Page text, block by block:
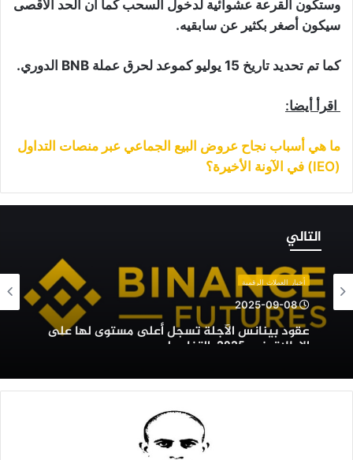
وستكون القرعة عشوائية لدخول السحب كما أن الحد الأقصى
سيكون أصغر بكثير عن سابقيه.
كما تم تحديد تاريخ 15 يوليو كموعد لحرق عملة BNB الدوري.
اقرأ أيضا:
ما هي أسباب نجاح عروض البيع الجماعي عبر منصات التداول
(IEO) في الآونة الأخيرة؟
التالي
أعلى
مستوى
لها
2025:
التفاصيل
أخبار العملات الرقمية
2025-09-08
عقود بينانس الآجلة تسجل أعلى مستوى لها على
الإطلاق في 2025: التفاصيل